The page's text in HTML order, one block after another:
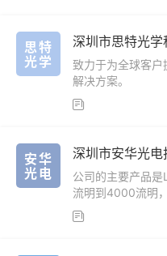
思特
光学
深圳市思特光学
致力于为全球客
解决方案。

安华
光电
深圳市安华光电
公司的主要产品
流明到4000流明
及智能投影、3D
